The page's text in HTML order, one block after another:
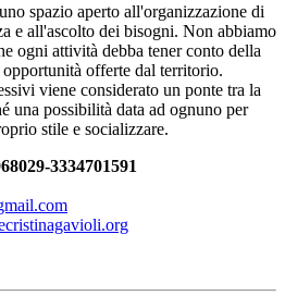
spazio aperto all'organizzazione di
e all'ascolto dei bisogni. Non abbiamo
ogni attività debba tener conto della
offerte dal territorio.
viene considerato un ponte tra la
una possibilità data ad ognuno per
stile e socializzare.
3334701591